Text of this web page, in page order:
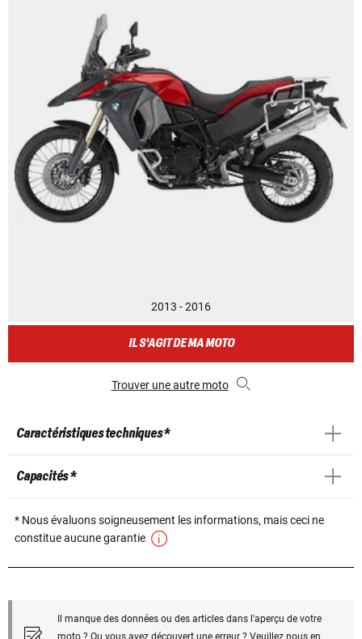
2013 - 2016
IL S'AGIT DE MA MOTO
Trouver une autre moto
Caractéristiques techniques *
Capacités *
* Nous évaluons soigneusement les informations, mais ceci ne
constitue aucune garantie
Il manque des données ou des articles dans l'aperçu de votre
moto ? Ou vous avez découvert une erreur ? Veuillez nous en